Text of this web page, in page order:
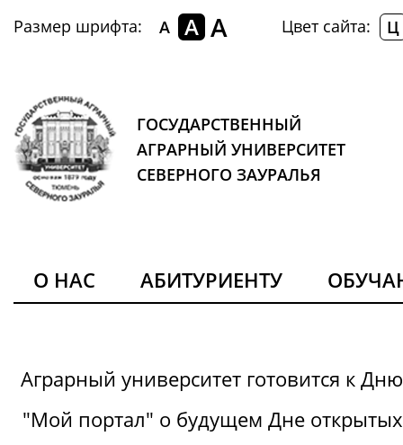
Размер шрифта: A A A Цвет сайта: Ц
ГОСУДАРСТВЕННЫЙ
АГРАРНЫЙ УНИВЕРСИТЕТ
СЕВЕРНОГО ЗАУРАЛЬЯ
О НАС АБИТУРИЕНТУ
Аграрный университет готовится к
"Мой портал" о будущем Дне